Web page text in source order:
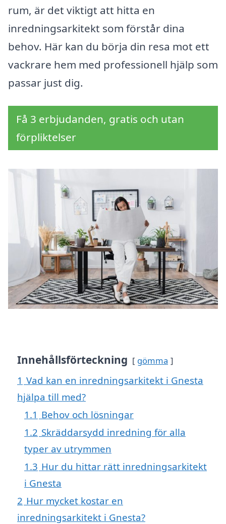
rum, är det viktigt att hitta en
inredningsarkitekt som förstår dina
behov. Här kan du börja din resa mot ett
vackrare hem med professionell hjälp som
passar just dig.
Få 3 erbjudanden, gratis och utan
förpliktelser
Innehållsförteckning gömma
1 Vad kan en inredningsarkitekt i Gnesta
hjälpa till med?
1.1 Behov och lösningar
1.2 Skräddarsydd inredning för alla
typer av utrymmen
1.3 Hur du hittar rätt inredningsarkitekt
i Gnesta
2 Hur mycket kostar en
inredningsarkitekt i Gnesta?